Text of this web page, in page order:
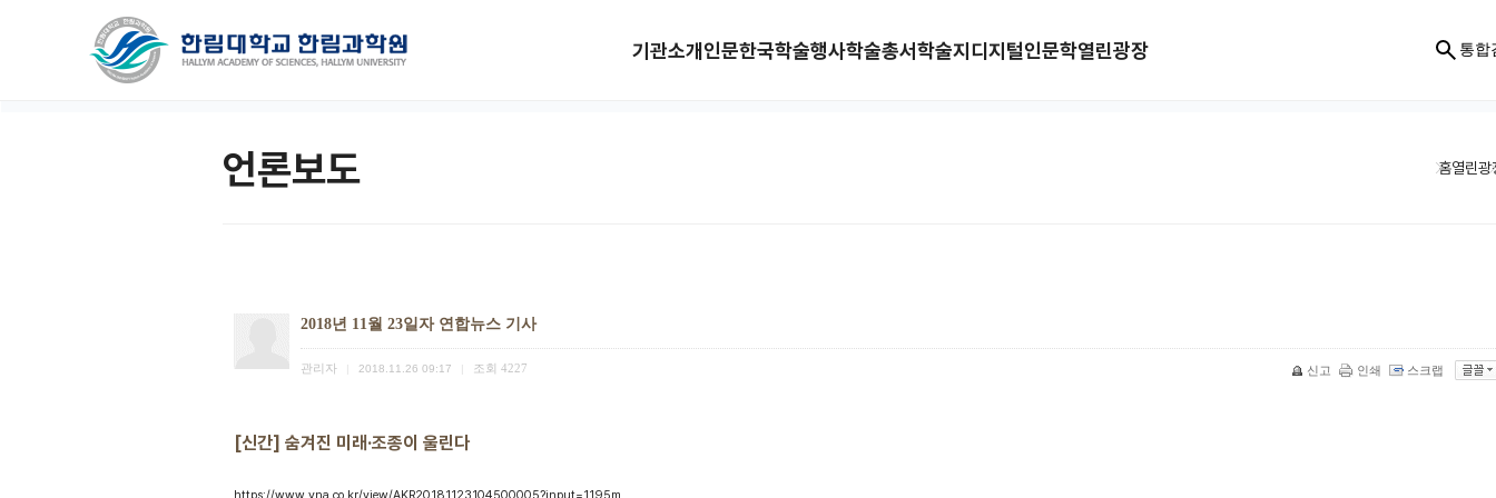
기관소개인문한국학술행사학술총서학술지디지털인문학열린광장 통합
언론보도 홈열린광
2018년 11월 23일자 연합뉴스 기사
관리자 2018.11.26 09:17 조회 4227 신고 인쇄 스크랩
[신간] 숨겨진 미래·조종이 울린다
https://www.yna.co.kr/view/AKR20181123104500005?input=1195m